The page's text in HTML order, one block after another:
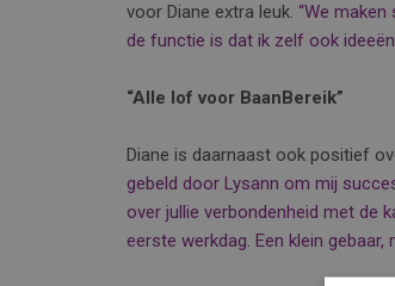
voor Diane extra leuk. “We
de functie is dat ik zelf ook
“Alle lof voor BaanBereik”
Diane is daarnaast ook positief
gebeld door Lysann om mij
over jullie verbondenheid met de
eerste werkdag. Een klein